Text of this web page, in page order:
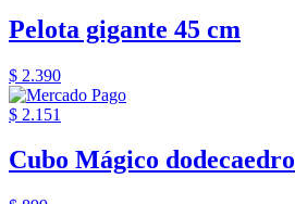
Pelota gigante 45 cm
$ 2.390
$ 2.151
Cubo Mágico dodecaedro